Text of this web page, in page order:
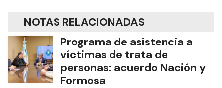
NOTAS RELACIONADAS
Programa de asistencia a
víctimas de trata de
personas: acuerdo Nación y
Formosa